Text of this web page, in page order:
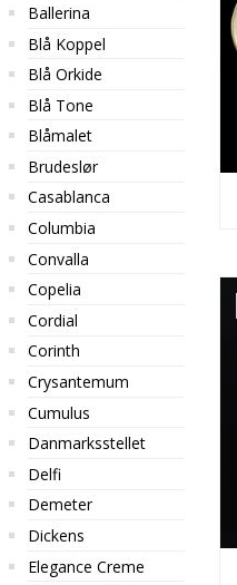
Ballerina
Blå Koppel
Blå Orkide
Blå Tone
Blåmalet
Brudeslør
Casablanca
Columbia
Convalla
Copelia
Cordial
Corinth
Crysantemum
Cumulus
Danmarksstellet
Delfi
Demeter
Dickens
Elegance Creme